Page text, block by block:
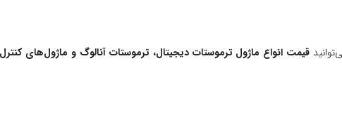
قیمت انواع ماژول ترموستات دیجیتال، ترموستات آنالوگ و ماژول‌های